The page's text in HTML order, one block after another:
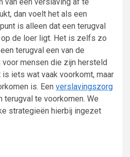
dan voelt het als een
is alleen dat een terugval
de loer ligt. Het is zelfs zo
terugval een van de
mensen die zijn hersteld
iets wat vaak voorkomt, maar
is. Een verslavingszorg
terugval te voorkomen. We
strategieën hierbij ingezet